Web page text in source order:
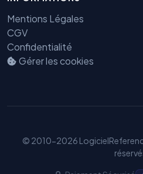
Mentions Légales
CGV
Confidentialité
Gérer les cookies
© 2010-2026